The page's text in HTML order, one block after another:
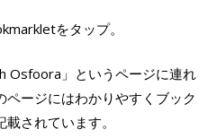
をタップ。
Osfoora」というページに連れ
ージにはわかりやすくブック
されています。